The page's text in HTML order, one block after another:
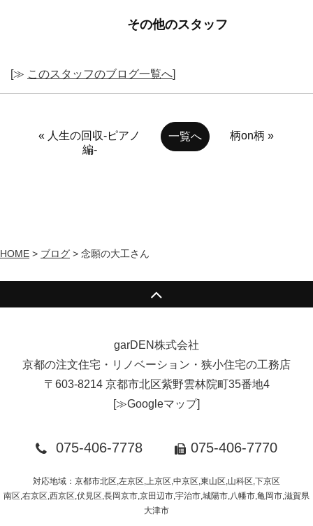
その他のスタッフ
[≫ このスタッフのブログ一覧へ]
« 人生の回収-ピアノ
編-
一覧へ 柄on柄 »
HOME > ブログ > 念願の大工さん
garDEN株式会社
京都の注文住宅・リノベーション・狭小住宅の工務店
〒603-8214 京都市北区紫野雲林院町35番地4
[≫Googleマップ]
075-406-7778 075-406-7770
対応地域：京都市北区,左京区,上京区,中京区,東山区,山科区,下京区
南区,右京区,西京区,伏見区,長岡京市,京田辺市,宇治市,城陽市,八幡市,亀岡市,滋賀県
大津市